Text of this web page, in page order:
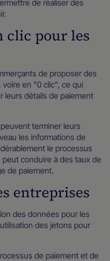
de réaliser des
clic pour les
de proposer des
en "0 clic", ce qui
leurs détails de paiement
terminer leurs
les informations de
le processus
conduire à des taux de
de paiement.
entreprises
des données pour les
des jetons pour
de paiement et de